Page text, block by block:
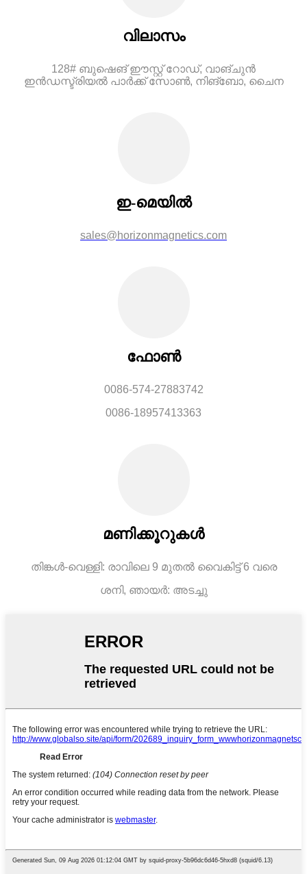
വിലാസം
128# ബുഷെങ് ഈസ്റ്റ് റോഡ്, വാങ്ചുൻ
ഇൻഡസ്ട്രിയൽ പാർക്ക് സോൺ, നിങ്ബോ, ചൈന
ഇ-മെയിൽ
sales@horizonmagnetics.com
ഫോൺ
0086-574-27883742
0086-18957413363
മണിക്കൂറുകൾ
തിങ്കൾ-വെള്ളി: രാവിലെ 9 മുതൽ വൈകിട്ട് 6 വരെ
ശനി, ഞായർ: അടച്ചു